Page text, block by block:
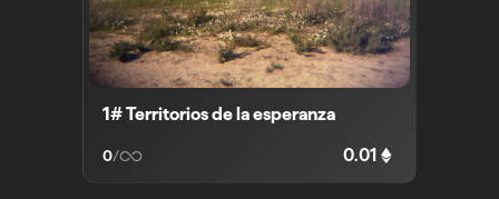
1# Territorios de la esperanza
0/ 0.01